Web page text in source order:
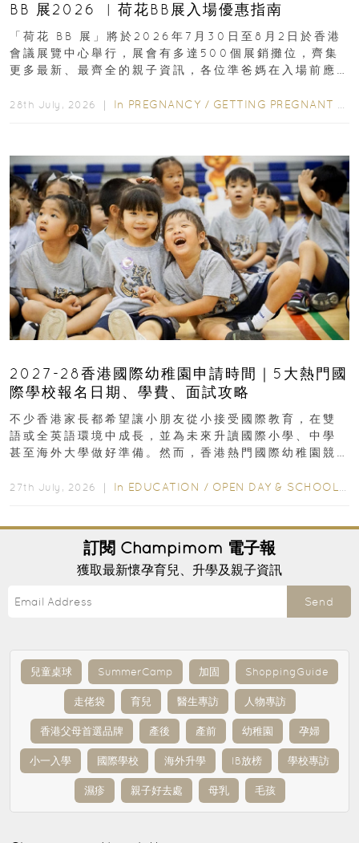
BB 展2026 ︳荷花BB展入場優惠指南
「荷花 BB 展」將於2026年7月30日至8月2日於香港
會議展覽中心舉行，展會有多達500個展銷攤位，齊集
更多最新、最齊全的親子資訊，各位準爸媽在入場前應
28th July, 2026 ｜ In PREGNANCY / GETTING PREGNANT
2027-28香港國際幼稚園申請時間｜5大熱門國
際學校報名日期、學費、面試攻略
不少香港家長都希望讓小朋友從小接受國際教育，在雙
語或全英語環境中成長，並為未來升讀國際小學、中學
甚至海外大學做好準備。然而，香港熱門國際幼稚園競
27th July, 2026 ｜ In EDUCATION / OPEN DAY & SCHOOL EVENTS
訂閱 Champimom 電子報
獲取最新懷孕育兒、升學及親子資訊
Send
兒童桌球 SummerCamp 加固 ShoppingGuide
走佬袋 育兒 醫生專訪 人物專訪
香港父母首選品牌 產後 產前 幼稚園 孕婦
小一入學 國際學校 海外升學 IB放榜 學校專訪
濕疹 親子好去處 母乳 毛孩